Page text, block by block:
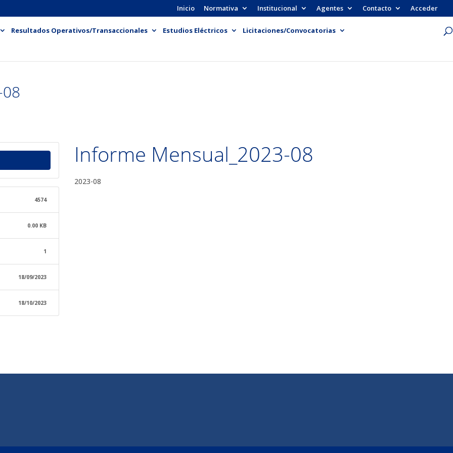
Inicio Normativa Institucional Agentes Contacto Acceder
Resultados Operativos/Transaccionales Estudios Eléctricos
Licitaciones/Convocatorias
4574
0.00 KB
1
18/09/2023
18/10/2023
Informe Mensual_2023-08
2023-08